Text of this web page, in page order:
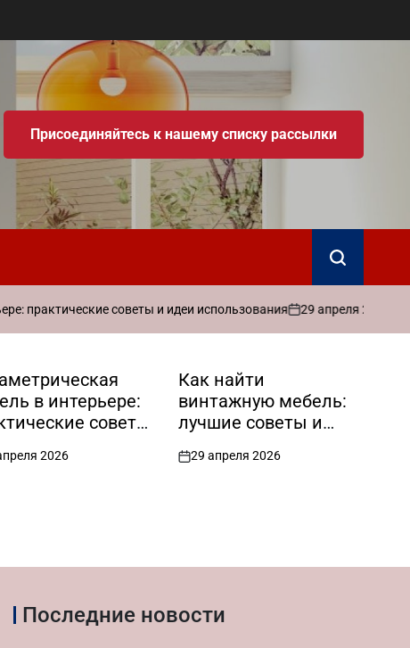
Присоединяйтесь к нашему списку рассылки
Поиск
советы и идеи использования
on
29 апреля 2026
Запись
от
в интерьере:
советы
2026
Как найти
винтажную мебель:
лучшие советы и
рекомендации
on
29 апреля 2026
Последние новости